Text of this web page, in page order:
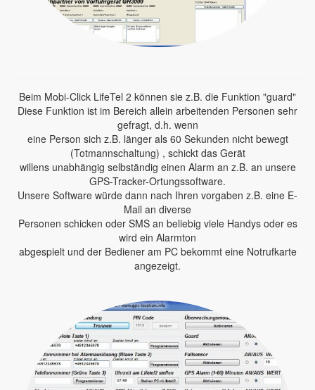
Beim Mobi-Click LifeTel 2 können sie z.B. die Funktion "guard"
Diese Funktion ist im Bereich allein arbeitenden Personen sehr
gefragt, d.h. wenn
eine Person sich z.B. länger als 60 Sekunden nicht bewegt
(Totmannschaltung) , schickt das Gerät
willens unabhängig selbständig einen Alarm an z.B. an unsere
GPS-Tracker-Ortungssoftware.
Unsere Software würde dann nach Ihren vorgaben z.B. eine E-
Mail an diverse
Personen schicken oder SMS an beliebig viele Handys oder es
wird ein Alarmton
abgespielt und der Bediener am PC bekommt eine Notrufkarte
angezeigt.